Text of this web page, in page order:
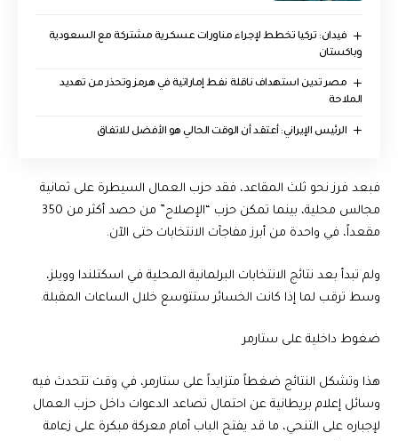
فيدان: تركيا تخطط لإجراء مناورات عسكرية مشتركة مع السعودية
وباكستان
مصر تدين استهداف ناقلة نفط إماراتية في هرمز وتحذر من تهديد
الملاحة
الرئيس الإيراني: أعتقد أن الوقت الحالي هو الأفضل للاتفاق
فبعد فرز نحو ثلث المقاعد، فقد حزب العمال السيطرة على ثمانية
مجالس محلية، بينما تمكن حزب “الإصلاح” من حصد أكثر من 350
مقعداً، في واحدة من أبرز مفاجآت الانتخابات حتى الآن.
ولم تبدأ بعد نتائج الانتخابات البرلمانية المحلية في اسكتلندا وويلز،
وسط ترقب لما إذا كانت الخسائر ستتوسع خلال الساعات المقبلة.
ضغوط داخلية على ستارمر
هذا وتشكل النتائج ضغطاً متزايداً على ستارمر، في وقت تتحدث فيه
وسائل إعلام بريطانية عن احتمال تصاعد الدعوات داخل حزب العمال
لإجباره على التنحي، ما قد يفتح الباب أمام معركة مبكرة على زعامة